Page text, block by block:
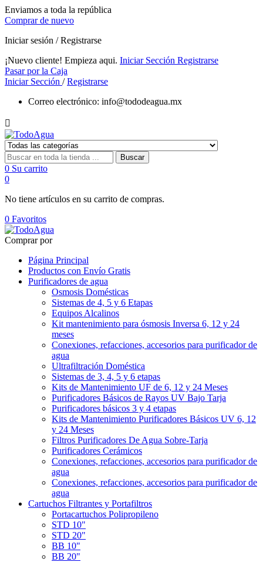
Enviamos a toda la república
Comprar de nuevo
Iniciar sesión / Registrarse
¡Nuevo cliente! Empieza aqui. Iniciar Sección Registrarse
Pasar por la Caja
Iniciar Sección /Registrarse
Correo electrónico: info@tododeagua.mx

Buscar
0 Su carrito
0
No tiene artículos en su carrito de compras.
0 Favoritos
Comprar por
Página Principal
Productos con Envío Gratis
Purificadores de agua
Osmosis Domésticas
Sistemas de 4, 5 y 6 Etapas
Equipos Alcalinos
Kit mantenimiento para ósmosis Inversa 6, 12 y 24
meses
Conexiones, refacciones, accesorios para purificador de
agua
Ultrafiltración Doméstica
Sistemas de 3, 4, 5 y 6 etapas
Kits de Mantenimiento UF de 6, 12 y 24 Meses
Purificadores Básicos de Rayos UV Bajo Tarja
Purificadores básicos 3 y 4 etapas
Kits de Mantenimiento Purificadores Básicos UV 6, 12
y 24 Meses
Filtros Purificadores De Agua Sobre-Tarja
Purificadores Cerámicos
Conexiones, refacciones, accesorios para purificador de
agua
Conexiones, refacciones, accesorios para purificador de
agua
Cartuchos Filtrantes y Portafiltros
Portacartuchos Polipropileno
STD 10"
STD 20"
BB 10"
BB 20"